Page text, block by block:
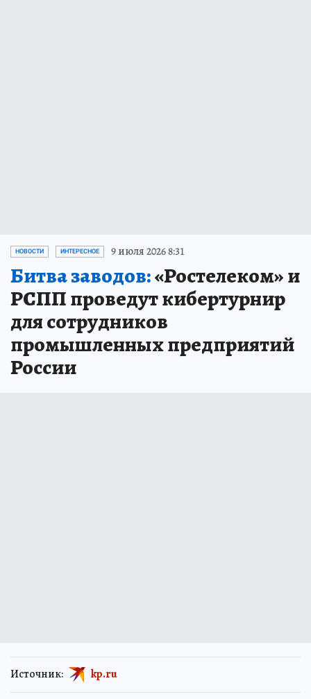
НОВОСТИ ИНТЕРЕСНОЕ 9 июля 2026 8:31
Битва заводов:«Ростелеком» и
РСПП проведут кибертурнир
для сотрудников
промышленных предприятий
России
Источник: kp.ru